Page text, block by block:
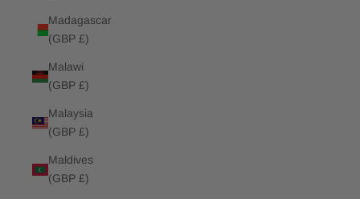
Madagascar
(GBP £)
Malawi
(GBP £)
Malaysia
(GBP £)
Maldives
(GBP £)